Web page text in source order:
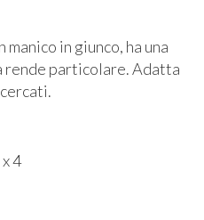
in giunco, ha una
rende particolare. Adatta
4